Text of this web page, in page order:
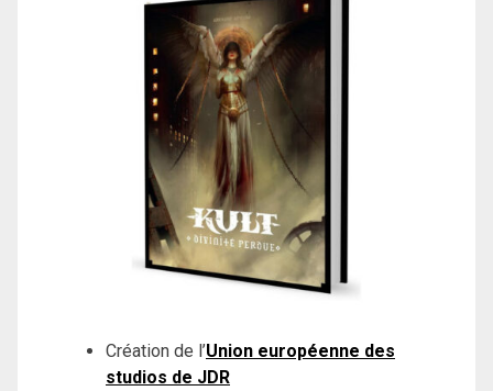
Création de l’Union européenne des
studios de JDR